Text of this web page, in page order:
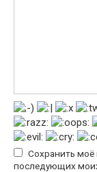
Сохранить моё
последующих